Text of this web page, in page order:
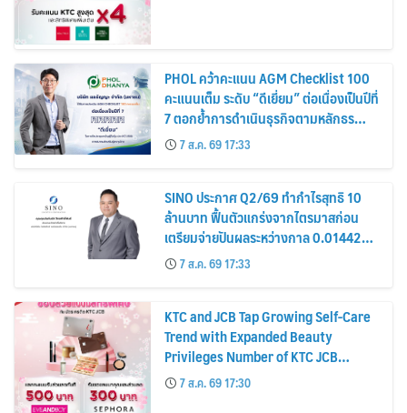
PHOL คว้าคะแนน AGM Checklist 100
คะแนนเต็ม ระดับ “ดีเยี่ยม” ต่อเนื่องเป็นปีที่
7 ตอกย้ำการดำเนินธุรกิจตามหลักธร
รมาภิบาล โปร่งใส สร้างความเชื่อมั่นผู้ถือ
หุ้น
7 ส.ค. 69 17:33
SINO ประกาศ Q2/69 ทำกำไรสุทธิ 10
ล้านบาท ฟื้นตัวแกร่งจากไตรมาสก่อน
เตรียมจ่ายปันผลระหว่างกาล 0.014423
บาทต่อหุ้น ครึ่งปีหลังมุ่งเติบโตต่อเนื่อง
7 ส.ค. 69 17:33
KTC and JCB Tap Growing Self-Care
Trend with Expanded Beauty
Privileges Number of KTC JCB
Cardmembers Spending on
Cosmetics Rises 26%
7 ส.ค. 69 17:30